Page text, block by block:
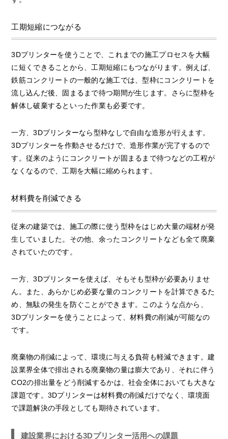
工期短縮につながる
3Dプリンターを使うことで、これまでの施工プロセスを大幅
に短くできることから、工期短縮にもつながります。例えば、
鉄筋コンクリートの一般的な施工では、型枠にコンクリートを
流し込んだ後、固まるまで待つ期間が生じます。さらに型枠を
解体し破棄するといった作業も必要です。
一方、3Dプリンターなら型枠なしで自由な造形が行えます。
3Dプリンターを作動させるだけで、造形作業が完了するので
す。従来のようにコンクリートが固まるまで待つなどの工程が
なくなるので、工期を大幅に縮められます。
材料費を削減できる
従来の建築では、施工の際に使う型枠をはじめ大量の端材が発
生していました。その他、余ったコンクリートなども全て廃棄
されていたのです。
一方、3Dプリンターを使えば、そもそも型枠が必要ありませ
ん。また、あらかじめ必要な量のコンクリートを計算できるた
め、無駄の発生を防ぐことができます。このような点から、
3Dプリンターを使うことによって、材料費の削減が可能なの
です。
廃棄物の削減によって、環境に与える負荷も軽減できます。建
設業界全体で排出される廃棄物の量は膨大であり、それに伴う
CO2の排出量をどう削減するかは、社会全体においても大きな
課題です。3Dプリンターは材料費の削減だけでなく、環境面
で課題解決の手段としても期待されています。
建設業界における3Dプリンター活用への課題